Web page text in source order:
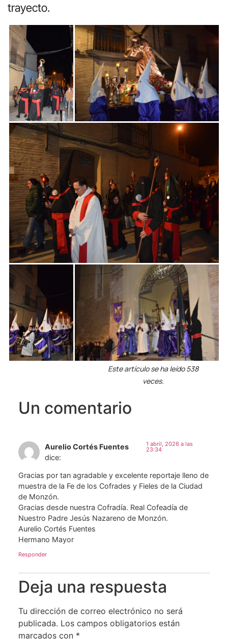
trayecto.
Este artículo se ha leído 538
veces.
Un comentario
Aurelio Cortés Fuentes
dice:
1 abril, 2026 a las
23:34
Gracias por tan agradable y excelente reportaje lleno de
muestra de la Fe de los Cofrades y Fieles de la Ciudad
de Monzón.
Gracias desde nuestra Cofradía. Real Cofeadía de
Nuestro Padre Jesús Nazareno de Monzón.
Aurelio Cortés Fuentes
Hermano Mayor
Responder
Deja una respuesta
Tu dirección de correo electrónico no será
publicada. Los campos obligatorios están
marcados con *